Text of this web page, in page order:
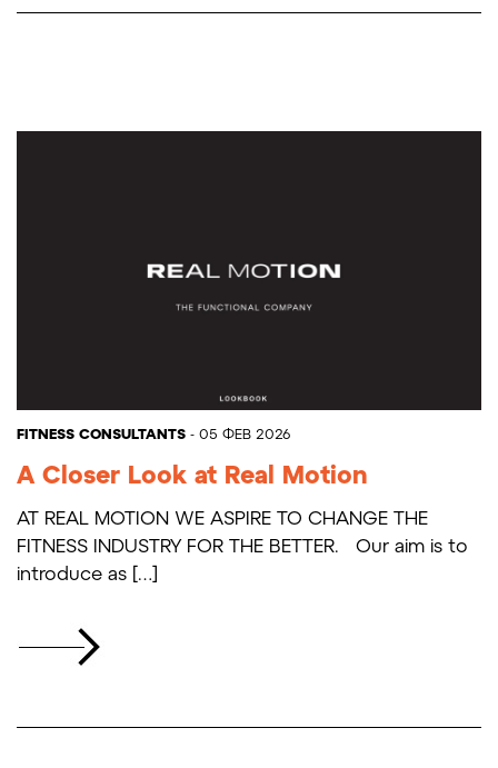
FITNESS CONSULTANTS - 05 ΦΕΒ 2026
A Closer Look at Real Motion
AT REAL MOTION WE ASPIRE TO CHANGE THE
FITNESS INDUSTRY FOR THE BETTER. Our aim is to
introduce as […]